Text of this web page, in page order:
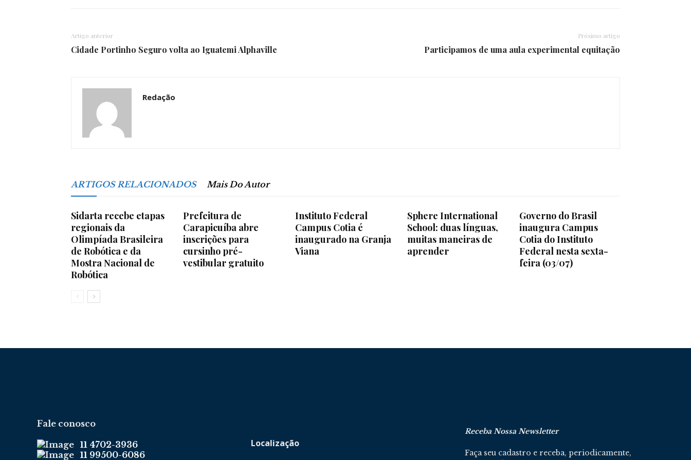
Artigo anterior
Cidade Portinho Seguro volta ao Iguatemi Alphaville
Próximo artigo
Participamos de uma aula experimental equitação
Redação
ARTIGOS RELACIONADOS Mais Do Autor
Sidarta recebe etapas
regionais da
Olimpíada Brasileira
de Robótica e da
Mostra Nacional de
Robótica
Prefeitura de
Carapicuíba abre
inscrições para
cursinho pré-
vestibular gratuito
Instituto Federal
Campus Cotia é
inaugurado na Granja
Viana
Sphere International
School: duas línguas,
muitas maneiras de
aprender
Governo do Brasil
inaugura Campus
Cotia do Instituto
Federal nesta sexta-
feira (03/07)
Fale conosco
11 4702-3936
11 99500-6086
Localização
Receba Nossa Newsletter
Faça seu cadastro e receba, periodicamente,